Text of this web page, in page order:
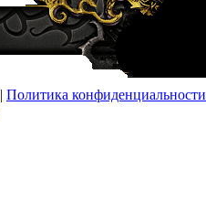
| Политика конфиденциальности